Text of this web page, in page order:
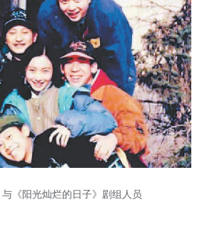
《阳光灿烂的日子》剧组人员